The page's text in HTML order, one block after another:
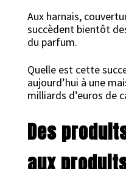
Aux harnais,
succèdent bientôt
du parfum.
Quelle est cette
aujourd’hui à une
milliards d’euros de
Des
aux